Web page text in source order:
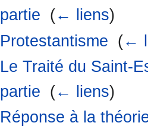
partie (← liens)
Protestantisme (←
Le Traité du Saint-
partie (← liens)
Réponse à la